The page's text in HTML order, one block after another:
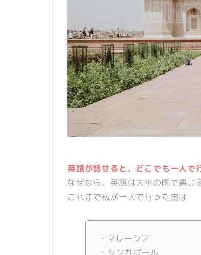
英語が話せると、どこでも一人で
なぜなら、英語は大半の国で通じ
これまで私が一人で行った国は
・マレーシア
・シンガポール